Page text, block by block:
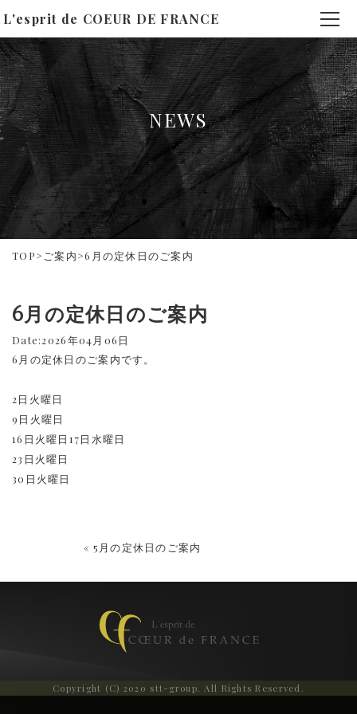
L'esprit de COEUR DE FRANCE
NEWS
TOP> ご案内>6月の定休日のご案内
6月の定休日のご案内
Date:2026年04月06日
6月の定休日のご案内です。
2日火曜日
9日火曜日
16日火曜日17日水曜日
23日火曜日
30日火曜日
« 5月の定休日のご案内
Copyright (C) 2020 stt-group. All Rights Reserved.